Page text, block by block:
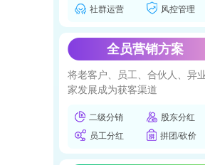
社群运营
风控管理
全员营销方案
将老客户、员工、合伙人、异
家发展成为获客渠道
二级分销
股东分红
员工分红
拼团/砍价